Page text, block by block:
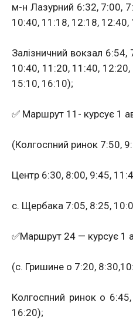
м-н Лазурний 6:32, 7:00,
10:40, 11:18, 12:18,
Залізничний вокзал
10:40, 11:20, 11:40,
15:10, 16:10);
✅ Маршрут 11- курсує 1
(Колгоспний ринок 7:50,
Центр 6:30, 8:00, 9:45,
с. Щербака 7:05, 8:25,
✅Маршрут 24 — курсує 1
(с. Гришине о 7:20,
Колгоспний ринок о
16:20);